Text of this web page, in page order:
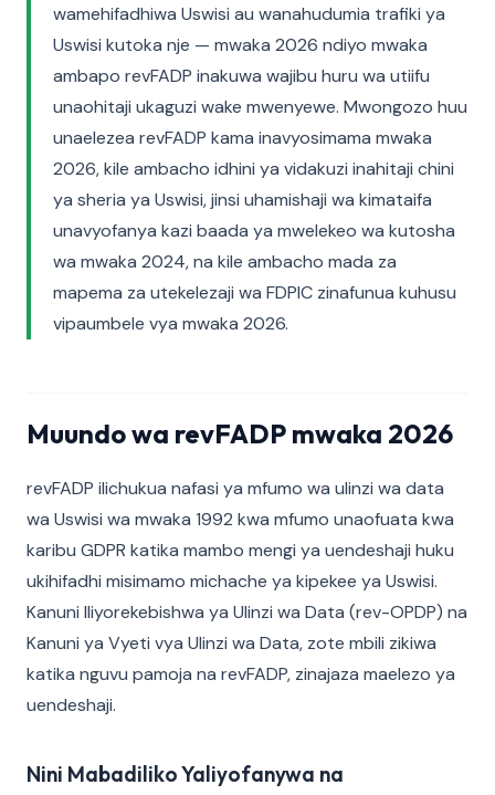
wamehifadhiwa Uswisi au wanahudumia trafiki ya
Uswisi kutoka nje — mwaka 2026 ndiyo mwaka
ambapo revFADP inakuwa wajibu huru wa utiifu
unaohitaji ukaguzi wake mwenyewe. Mwongozo huu
unaelezea revFADP kama inavyosimama mwaka
2026, kile ambacho idhini ya vidakuzi inahitaji chini
ya sheria ya Uswisi, jinsi uhamishaji wa kimataifa
unavyofanya kazi baada ya mwelekeo wa kutosha
wa mwaka 2024, na kile ambacho mada za
mapema za utekelezaji wa FDPIC zinafunua kuhusu
vipaumbele vya mwaka 2026.
Muundo wa revFADP mwaka 2026
revFADP ilichukua nafasi ya mfumo wa ulinzi wa data
wa Uswisi wa mwaka 1992 kwa mfumo unaofuata kwa
karibu GDPR katika mambo mengi ya uendeshaji huku
ukihifadhi misimamo michache ya kipekee ya Uswisi.
Kanuni Iliyorekebishwa ya Ulinzi wa Data (rev-OPDP) na
Kanuni ya Vyeti vya Ulinzi wa Data, zote mbili zikiwa
katika nguvu pamoja na revFADP, zinajaza maelezo ya
uendeshaji.
Nini Mabadiliko Yaliyofanywa na